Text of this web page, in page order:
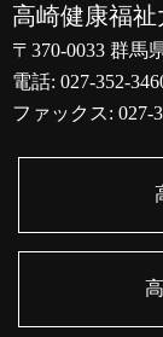
高崎健康福
〒370-0033 群馬
電話: 027-352-
ファックス: 027-